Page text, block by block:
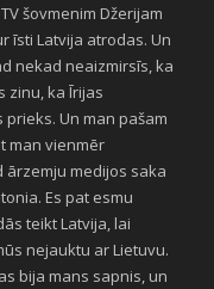
šovmenim Džerijam
īsti Latvija atrodas. Un
nekad neaizmirsīs, ka
zinu, ka Īrijas
Un man pašam
man vienmēr
medijos saka
Es pat esmu
teikt Latvija, lai
nejauktu ar Lietuvu.
bija mans sapnis, un